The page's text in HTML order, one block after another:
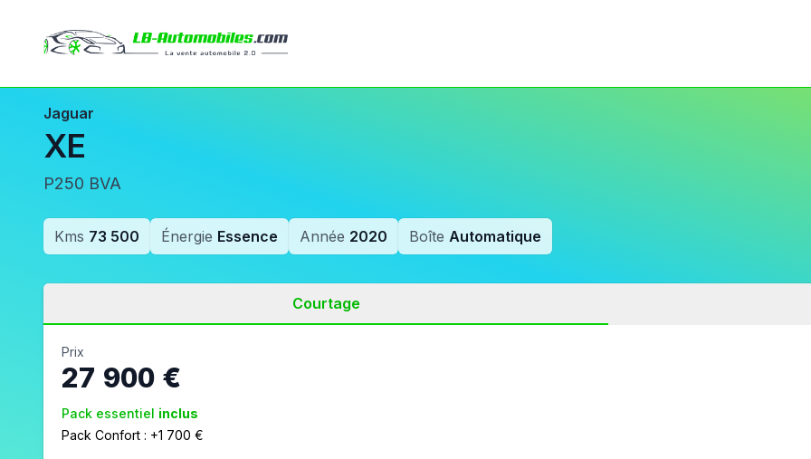
Jaguar
XE
P250 BVA
Kms 73 500 Énergie Essence Année 2020 Boîte Automatique
Courtage
Prix
27 900 €
Pack essentiel inclus
Pack Confort : +1 700 €